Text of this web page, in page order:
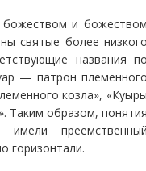
и
святые более
названия
— патрон
козла»,
Таким образом,
имели
горизонтали.